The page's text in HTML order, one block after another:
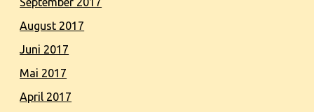
August 2017
Juni 2017
Mai 2017
April 2017